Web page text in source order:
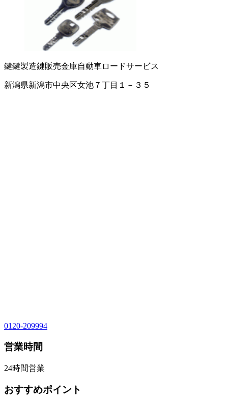
鍵鍵製造鍵販売金庫自動車ロードサービス
新潟県新潟市中央区女池７丁目１－３５
0120-209994
営業時間
24時間営業
おすすめポイント